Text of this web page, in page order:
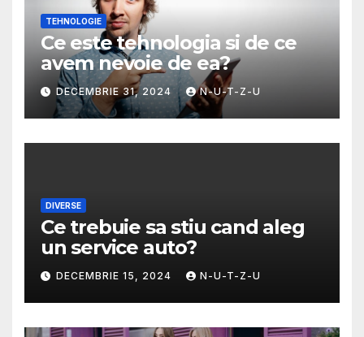
TEHNOLOGIE
Ce este tehnologia si de ce
avem nevoie de ea?
DECEMBRIE 31, 2024 N-U-T-Z-U
DIVERSE
Ce trebuie sa stiu cand aleg
un service auto?
DECEMBRIE 15, 2024 N-U-T-Z-U